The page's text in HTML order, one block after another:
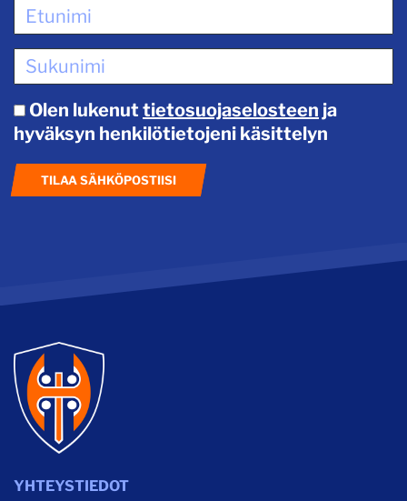
YHTEYSTIEDOT
Olen lukenut tietosuojaselosteen ja
hyväksyn henkilötietojeni käsittelyn
TILAA SÄHKÖPOSTIISI